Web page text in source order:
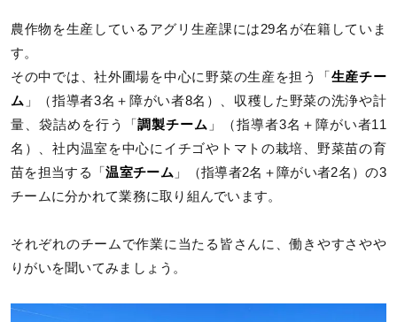
農作物を生産しているアグリ生産課には29名が在籍していま
す。
その中では、社外圃場を中心に野菜の生産を担う「 生産チー
ム 」（指導者3名＋障がい者8名）、収穫した野菜の洗浄や計
量、袋詰めを行う「調製チーム 」（指導者3名＋障がい者11
名）、社内温室を中心にイチゴやトマトの栽培、野菜苗の育
苗を担当する「温室チーム 」（指導者2名＋障がい者2名）の3
チームに分かれて業務に取り組んでいます。
それぞれのチームで作業に当たる皆さんに、働きやすさやや
りがいを聞いてみましょう。